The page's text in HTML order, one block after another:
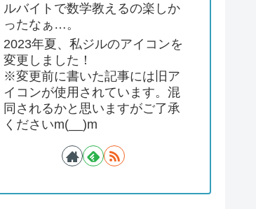
ルバイトで数学教えるの楽しか
ったなぁ…。
2023年夏、私ジルのアイコンを
変更しました！
※変更前に書いた記事には旧ア
イコンが使用されています。混
同されるかと思いますがご了承
くださいm(__)m